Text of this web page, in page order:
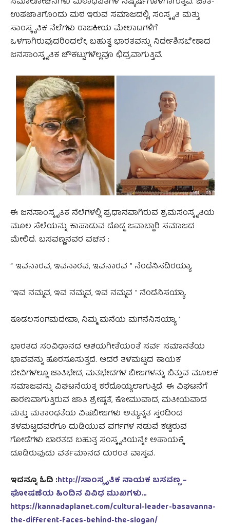
ಉಪಜಾತಿಗೊಂದು ಮಠ ಇರುವ ಸಮಾಜದಲ್ಲಿ, ಸಂಸ್ಕೃತಿ ಮತ್ತು
ಸಾಂಸ್ಕೃತಿಕ ನೆಲೆಗಳು ರಾಜಕೀಯ ಮೇಲಾಟಗಳಿಗೆ
ಒಳಗಾಗಿರುವುದರಿಂದಲೇ, ಬಹುತ್ವ ಭಾರತವನ್ನು ನಿರ್ದೇಶಿಸಬೇಕಾದ
ಜನಸಾಂಸ್ಕೃತಿಕ ಚೌಕಟ್ಟುಗಳೆಲ್ಲವೂ ಛಿದ್ರವಾಗುತ್ತಿವೆ.
ಈ ಜನಸಾಂಸ್ಕೃತಿಕ ನೆಲೆಗಳಲ್ಲಿ ಪ್ರಧಾನವಾಗಿರುವ ಶ್ರಮಸಂಸ್ಕೃತಿಯ
ಮೂಲ ಸೆಲೆಯನ್ನು ಕಾಪಾಡುವ ದೊಡ್ಡ ಜವಾಬ್ದಾರಿ ಸಮಾಜದ
ಮೇಲಿದೆ. ಬಸವಣ್ಣನವರ ವಚನ :
“ ಇವನಾರವ, ಇವನಾರವ, ಇವನಾರವ ” ನೆಂದೆನಿಸದಿರಯ್ಯಾ.
“ಇವ ನಮ್ಮವ, ಇವ ನಮ್ಮವ, ಇವ ನಮ್ಮವ ” ನೆಂದೆನಿಸಯ್ಯಾ.
ಕೂಡಲಸಂಗಮದೇವಾ, ನಿಮ್ಮ ಮನೆಯ ಮಗನೆನಿಸಯ್ಯಾ ʼ
ಭಾರತದ ಸಂವಿಧಾನದ ಆಶಯಗೀತೆಯಂತೆ ಸರ್ವ ಸಮಾನತೆಯ
ಭಾವವನ್ನು ಹೊರಸೂಸುತ್ತದೆ. ಆದರೆ ತಳಮಟ್ಟದ ಕಾಯಕ
ಜೀವಿಗಳಲ್ಲೂ ಜಾತಿಭೇದ, ಮತಭೇದಗಳ ಬೀಜಗಳನ್ನು ಬಿತ್ತುವ ಮೂಲಕ
ಸಮಾಜವನ್ನು ವಿಘಟನೆಯತ್ತ ಕರೆದೊಯ್ಯಲಾಗುತ್ತಿದೆ. ಈ ವಿಘಟನೆಗೆ
ಕಾರಣವಾಗುತ್ತಿರುವ ಜಾತಿ ಶ್ರೇಷ್ಠತೆ, ಕೋಮುವಾದ, ಮತೀಯವಾದ
ಮತ್ತು ಮತಾಂಧತೆಯ ವಿಷಬೀಜಗಳು ಅತ್ಯುನ್ನತ ಸ್ತರದಿಂದ
ತಳಮಟ್ಟದವರೆಗೂ ದುಡಿಯುವ ವರ್ಗಗಳ ನಡುವೆ ಕಟ್ಟಿರುವ
ಗೋಡೆಗಳು ಭಾರತದ ಬಹುತ್ವ ಸಂಸ್ಕೃತಿಯನ್ನೇ ಅಪಾಯಕ್ಕೆ
ದೂಡಿರುವುದು ವರ್ತಮಾನದ ದುರಂತ ವಾಸ್ತವ.
ಇದನ್ನೂ ಓದಿ :http://ಸಾಂಸ್ಕೃತಿಕ ನಾಯಕ ಬಸವಣ್ಣ –
ಘೋಷಣೆಯ ಹಿಂದಿನ ವಿವಿಧ ಮುಖಗಳು…
https://kannadaplanet.com/cultural-leader-basavanna-
the-different-faces-behind-the-slogan/